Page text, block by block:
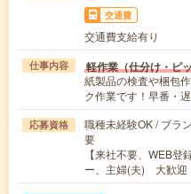
交通費
交通費支給有り
仕事内容 軽作業（仕分け・ピ
紙製品の検査や梱包
ク作業です！早番・
応募資格
職種未経験OK / ブラ
要
【来社不要、WEB
ー、主婦(夫) 大歓迎